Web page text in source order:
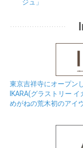
ジュ」
東京吉祥寺にオープン
IKARA(グラストリー イ
めがねの荒木初のアイ